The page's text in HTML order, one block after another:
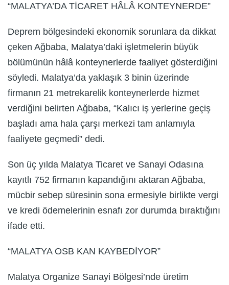
“MALATYA’DA TİCARET HÂLÂ KONTEYNERDE”
Deprem bölgesindeki ekonomik sorunlara da dikkat
çeken Ağbaba, Malatya’daki işletmelerin büyük
bölümünün hâlâ konteynerlerde faaliyet gösterdiğini
söyledi. Malatya’da yaklaşık 3 binin üzerinde
firmanın 21 metrekarelik konteynerlerde hizmet
verdiğini belirten Ağbaba, “Kalıcı iş yerlerine geçiş
başladı ama hala çarşı merkezi tam anlamıyla
faaliyete geçmedi” dedi.
Son üç yılda Malatya Ticaret ve Sanayi Odasına
kayıtlı 752 firmanın kapandığını aktaran Ağbaba,
mücbir sebep süresinin sona ermesiyle birlikte vergi
ve kredi ödemelerinin esnafı zor durumda bıraktığını
ifade etti.
“MALATYA OSB KAN KAYBEDİYOR”
Malatya Organize Sanayi Bölgesi’nde üretim